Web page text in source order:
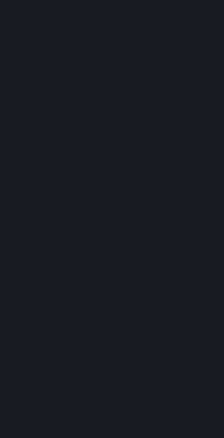
（六） 当我们展示您的个
换、假名等方式对您的个
（七） 当我们要将您的个
他用途时，我们会再次征
三、 我们如何使用
（一） Cookies是放置于
Cookie及类似技术（如网
符等）以帮助我们分析用
内容和服务的质量与体验
步加强我们网站的性能。
遍。虽然绝大多数浏览器
可以最终决定是否接受
阻止Cookies的接收，要
知，或者停用Cookies。
Cookies，您可能无法正